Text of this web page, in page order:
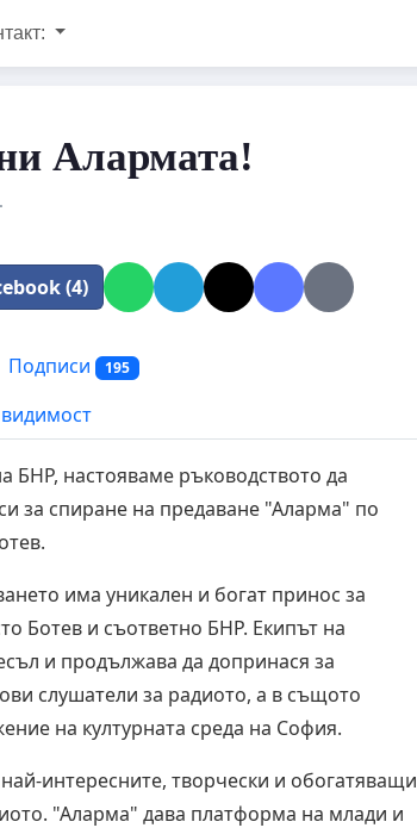
Алармата!
·
(4)
Подписи 195
БНР, настояваме ръководството да
за спиране на предаване "Аларма" по
има уникален и богат принос за
Ботев и съответно БНР. Екипът на
и продължава да допринася за
слушатели за радиото, а в същото
на културната среда на София.
интересните, творчески и обогатяващи
"Аларма" дава платформа на млади и